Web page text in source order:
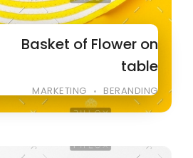
Basket of Flower on
table
BERANDING
MARKETING